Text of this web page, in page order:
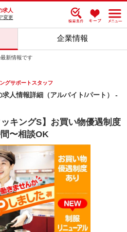
求人
変更
企業情報
新情報です
グサポートスタッフ
人情報詳細（アルバイト/パート） -
キングS】お買い物優遇制度
〜相談OK